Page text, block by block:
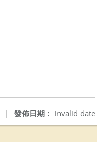
發佈日期： Invalid date
|